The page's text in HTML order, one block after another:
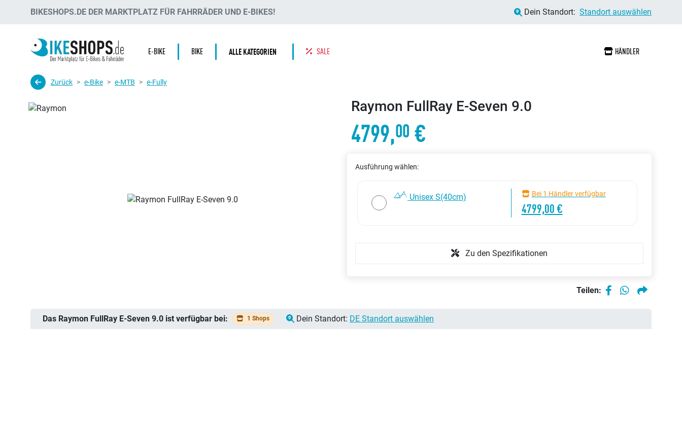
BIKESHOPS.DE DER MARKTPLATZ FÜR FAHRRÄDER UND E-BIKES! Dein Standort: Standort auswählen
E-BIKE BIKE ALLE KATEGORIEN SALE HÄNDLER
Zurück e-Bike e-MTB e-Fully
Raymon FullRay E-Seven 9.0
4799,00 €
Ausführung wählen:
Unisex S(40cm) Bei 1 Händler verfügbar
4799,00 €
Zu den Spezifikationen
Teilen:
Das Raymon FullRay E-Seven 9.0 ist verfügbar bei: 1 Shops Dein Standort: DE Standort auswählen